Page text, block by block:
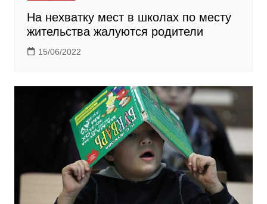
На нехватку мест в школах по месту
жительства жалуются родители
15/06/2022